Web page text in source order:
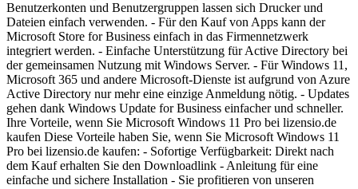
Benutzerkonten und Benutzergruppen lassen sich Drucker und
Dateien einfach verwenden. - Für den Kauf von Apps kann der
Microsoft Store for Business einfach in das Firmennetzwerk
integriert werden. - Einfache Unterstützung für Active Directory bei
der gemeinsamen Nutzung mit Windows Server. - Für Windows 11,
Microsoft 365 und andere Microsoft-Dienste ist aufgrund von Azure
Active Directory nur mehr eine einzige Anmeldung nötig. - Updates
gehen dank Windows Update for Business einfacher und schneller.
Ihre Vorteile, wenn Sie Microsoft Windows 11 Pro bei lizensio.de
kaufen Diese Vorteile haben Sie, wenn Sie Microsoft Windows 11
Pro bei lizensio.de kaufen: - Sofortige Verfügbarkeit: Direkt nach
dem Kauf erhalten Sie den Downloadlink - Anleitung für eine
einfache und sichere Installation - Sie profitieren von unseren